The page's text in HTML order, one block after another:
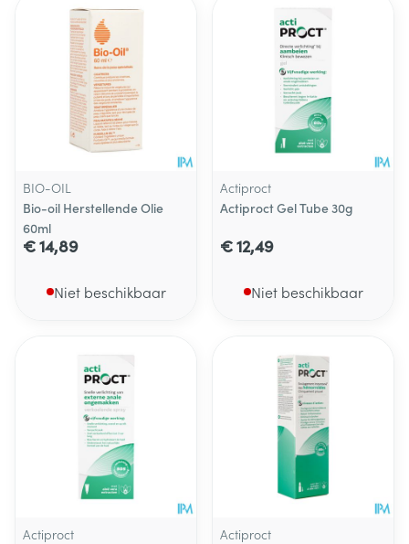
BIO-OIL
Bio-oil Herstellende Olie
60ml
€ 14,89
Niet beschikbaar
Actiproct
Actiproct Gel Tube 30g
€ 12,49
Niet beschikbaar
Actiproct
Actiproct